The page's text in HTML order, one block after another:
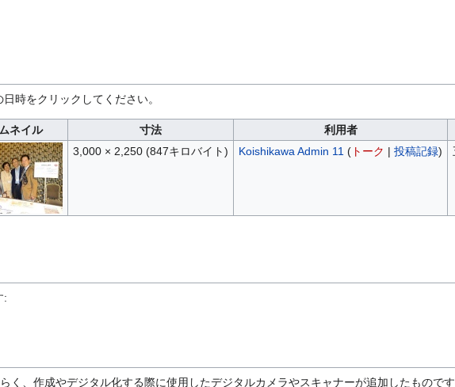
時をクリックしてください。
ネイル 寸法 利用者
3,000 × 2,250 (847キロバイト) Koishikawa Admin 11 (トーク | 投稿記録)
:
く、作成やデジタル化する際に使用したデジタルカメラやスキャナーが追加したものです)